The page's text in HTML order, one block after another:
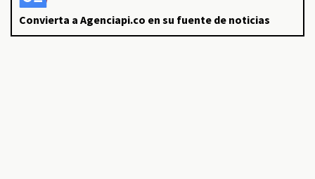
Convierta a Agenciapi.co en su fuente de noticias